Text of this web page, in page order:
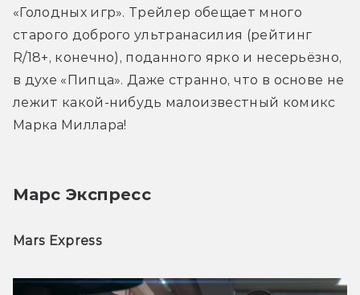
«Голодных игр». Трейлер обещает много
старого доброго ультранасилия (рейтинг
R/18+, конечно), поданного ярко и несерьёзно,
в духе «Пипца». Даже странно, что в основе не
лежит какой-нибудь малоизвестный комикс
Марка Миллара!
Марс Экспресс
Mars Express